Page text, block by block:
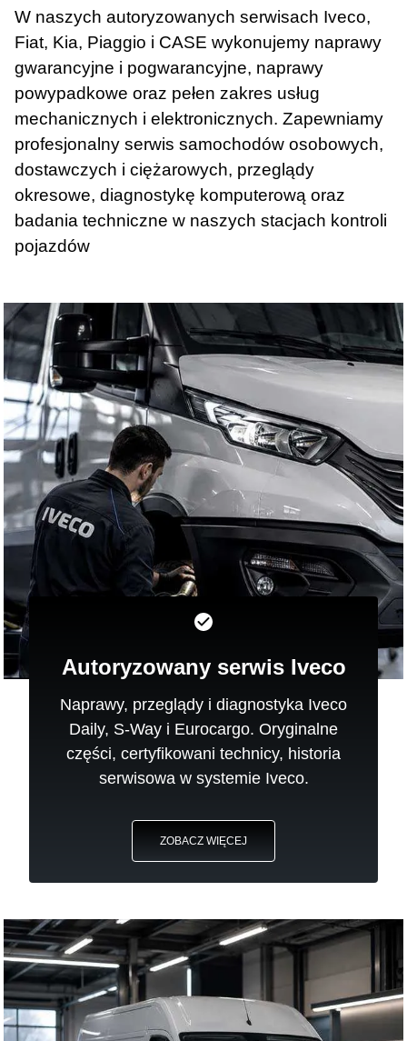
W naszych autoryzowanych serwisach Iveco,
Fiat, Kia, Piaggio i CASE wykonujemy naprawy
gwarancyjne i pogwarancyjne, naprawy
powypadkowe oraz pełen zakres usług
mechanicznych i elektronicznych. Zapewniamy
profesjonalny serwis samochodów osobowych,
dostawczych i ciężarowych, przeglądy
okresowe, diagnostykę komputerową oraz
badania techniczne w naszych stacjach kontroli
pojazdów
Autoryzowany serwis Iveco
Naprawy, przeglądy i diagnostyka Iveco
Daily, S-Way i Eurocargo. Oryginalne
części, certyfikowani technicy, historia
serwisowa w systemie Iveco.
ZOBACZ WIĘCEJ